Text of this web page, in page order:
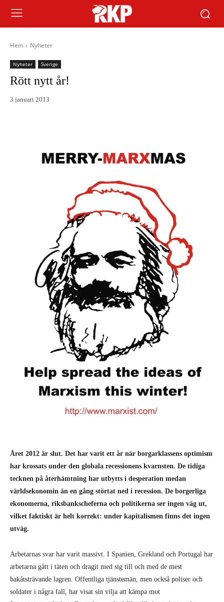
Hem Nyheter
Nyheter Sverige
Rött nytt år!
3 januari 2013
Året 2012 är slut. Det har varit ett år när borgarklassens optimism
har krossats under den globala recessionens kvarnsten. De tidiga
tecknen på återhämtning har utbytts i desperation medan
världsekonomin än en gång störtat ned i recession. De borgerliga
ekonomerna, riksbankscheferna och politikerna ser ingen väg ut,
vilket faktiskt är helt korrekt: under kapitalismen finns det ingen
utväg.
Arbetarnas svar har varit massivt. I Spanien, Grekland och Portugal har
arbetarna gått i täten och dragit med sig till och med de mest
bakåtsträvande lagren. Offentliga tjänstemän, men också poliser och
soldater i några fall, har visat sin vilja att kämpa mot